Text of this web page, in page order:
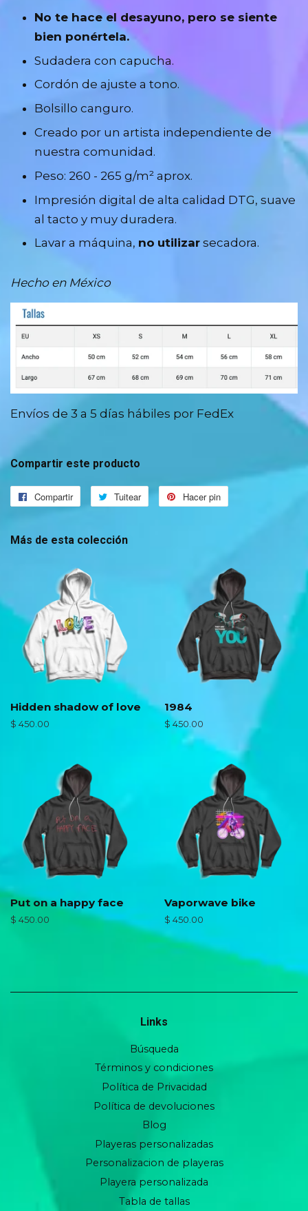
No te hace el desayuno, pero se siente
bien ponértela.
Sudadera con capucha.
Cordón de ajuste a tono.
Bolsillo canguro.
Creado por un artista independiente de
nuestra comunidad.
Peso: 260 - 265 g/m² aprox.
Impresión digital de alta calidad DTG, suave
al tacto y muy duradera.
Lavar a máquina, no utilizar secadora.
Hecho en México
Envíos de 3 a 5 días hábiles por FedEx
Compartir este producto
Compartir
Compartir
Facebook
Tuitear
Tuitear
Hacer pin
Más de esta colección
Hidden shadow of love
Precio
$ 450.00
1984
Precio
habitual
$ 450.00
Put on a happy face
Precio
$ 450.00
Vaporwave bike
Precio
habitual
$ 450.00
Links
Búsqueda
Términos y condiciones
Política de Privacidad
Política de devoluciones
Blog
Playeras personalizadas
Personalizacion de playeras
Playera personalizada
Tabla de tallas